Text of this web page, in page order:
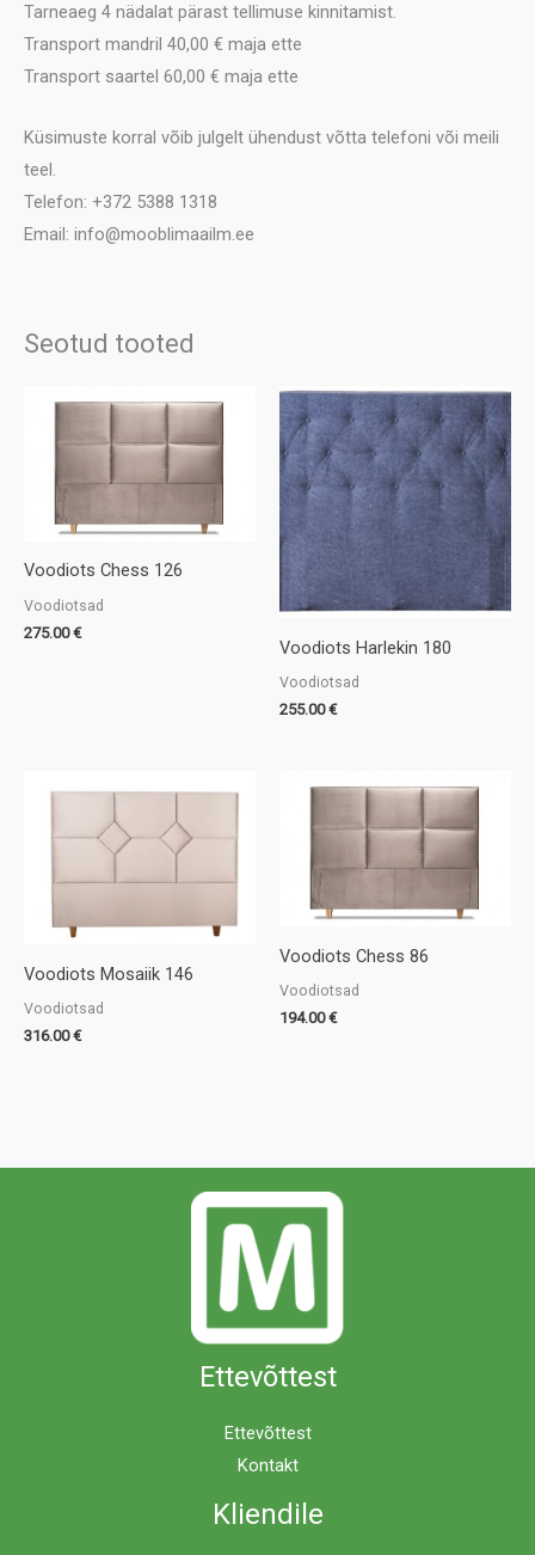
Tarneaeg 4 nädalat pärast tellimuse kinnitamist.
Transport mandril 40,00 € maja ette
Transport saartel 60,00 € maja ette
Küsimuste korral võib julgelt ühendust võtta telefoni või meili
teel.
Telefon: +372 5388 1318
Email: info@mooblimaailm.ee
Seotud tooted
Voodiots Chess 126
Voodiotsad
275.00€
Voodiots Harlekin 180
Voodiotsad
255.00€
Voodiots Mosaiik 146
Voodiotsad
316.00€
Voodiots Chess 86
Voodiotsad
194.00€
Ettevõttest
Ettevõttest
Kontakt
Kliendile